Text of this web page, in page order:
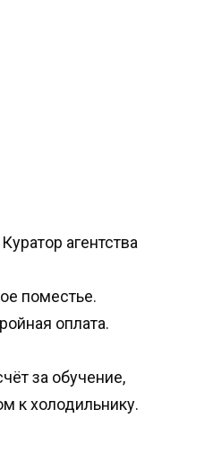
агентства
поместье.
оплата.
за обучение,
к холодильнику.